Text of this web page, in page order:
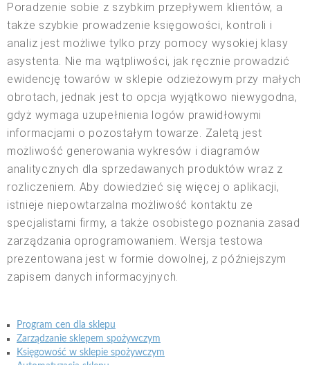
Poradzenie sobie z szybkim przepływem klientów, a
także szybkie prowadzenie księgowości, kontroli i
analiz jest możliwe tylko przy pomocy wysokiej klasy
asystenta. Nie ma wątpliwości, jak ręcznie prowadzić
ewidencję towarów w sklepie odzieżowym przy małych
obrotach, jednak jest to opcja wyjątkowo niewygodna,
gdyż wymaga uzupełnienia logów prawidłowymi
informacjami o pozostałym towarze. Zaletą jest
możliwość generowania wykresów i diagramów
analitycznych dla sprzedawanych produktów wraz z
rozliczeniem. Aby dowiedzieć się więcej o aplikacji,
istnieje niepowtarzalna możliwość kontaktu ze
specjalistami firmy, a także osobistego poznania zasad
zarządzania oprogramowaniem. Wersja testowa
prezentowana jest w formie dowolnej, z późniejszym
zapisem danych informacyjnych.
Program cen dla sklepu
Zarządzanie sklepem spożywczym
Księgowość w sklepie spożywczym